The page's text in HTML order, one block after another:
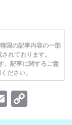
国の記事内容の一部
れております。
。記事に関するご意
ださい。
E
m o